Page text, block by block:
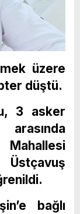
üzere
düştü.
3 asker
Üstçavuş
bağlı